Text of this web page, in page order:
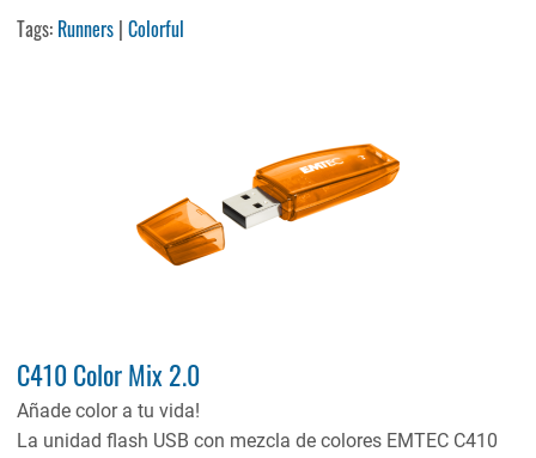
Tags: Runners |Colorful
C410 Color Mix 2.0
Añade color a tu vida!
La unidad flash USB con mezcla de colores EMTEC C410